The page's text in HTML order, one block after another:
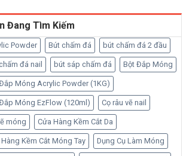
Đang Tìm Kiếm
Powder Bút chấm đá bút chấm đá 2 đầu
đá nail bút sáp chấm đá Bột Đắp Móng
Móng Acrylic Powder (1KG)
Móng EzFlow (120ml) Cọ râu vẽ nail
móng Cửa Hàng Kềm Cắt Da
Kềm Cắt Móng Tay Dụng Cụ Làm Móng